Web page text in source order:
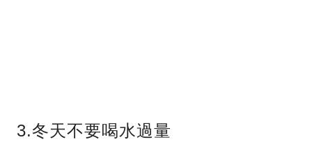
3.冬天不要喝水過量